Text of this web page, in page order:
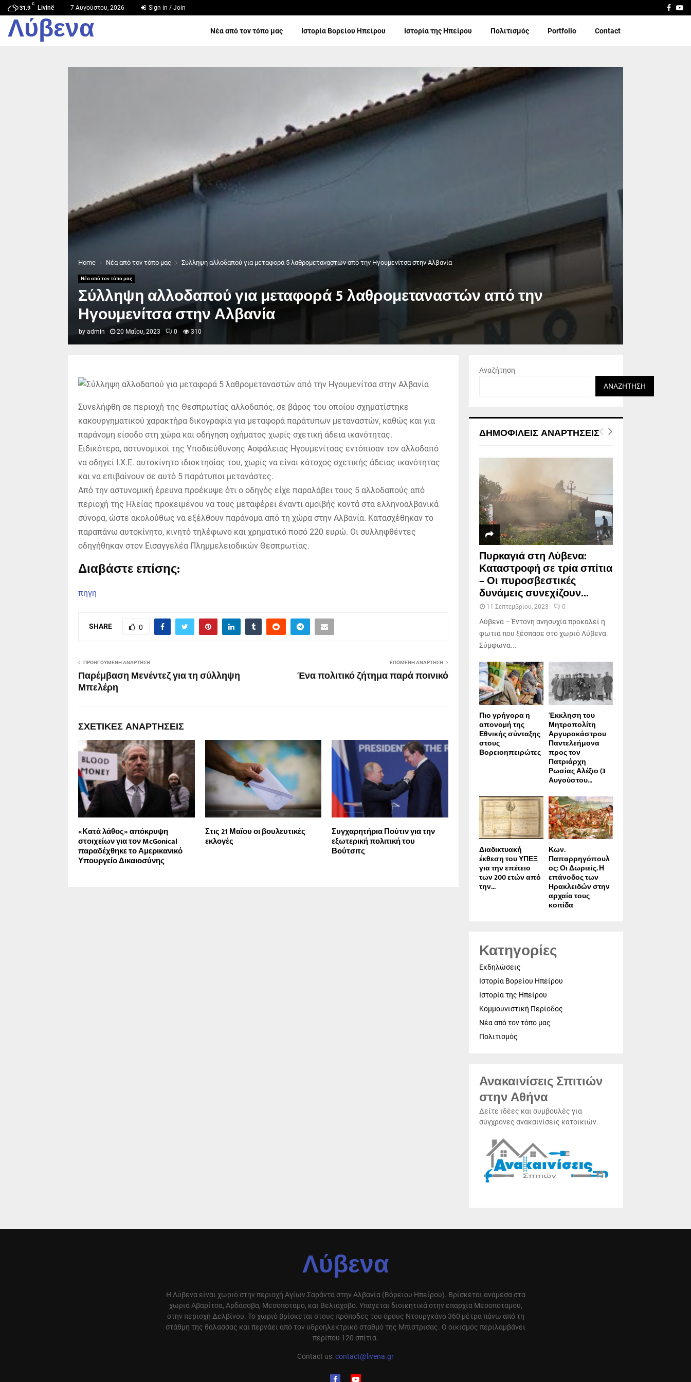
31.9
C
Livinë 7 Αυγούστου, 2026 Sign in / Join
Λύβενα Νέα από τον τόπο μας Ιστορία Βορείου Ηπείρου Ιστορία της Ηπείρου Πολιτισμός Portfolio Contact
Home Νέα από τον τόπο μας Σύλληψη αλλοδαπού για μεταφορά 5 λαθρομεταναστών από την Ηγουμενίτσα στην Αλβανία
Νέα από τον τόπο μας
Σύλληψη αλλοδαπού για μεταφορά 5 λαθρομεταναστών από την
Ηγουμενίτσα στην Αλβανία
by admin 20 Μαΐου, 2023 0 310
Συνελήφθη σε περιοχή της Θεσπρωτίας αλλοδαπός, σε βάρος του οποίου σχηματίστηκε
κακουργηματικού χαρακτήρα δικογραφία για μεταφορά παράτυπων μεταναστών, καθώς και για
παράνομη είσοδο στη χώρα και οδήγηση οχήματος χωρίς σχετική άδεια ικανότητας.
Ειδικότερα, αστυνομικοί της Υποδιεύθυνσης Ασφάλειας Ηγουμενίτσας εντόπισαν τον αλλοδαπό
να οδηγεί Ι.Χ.Ε. αυτοκίνητο ιδιοκτησίας του, χωρίς να είναι κάτοχος σχετικής άδειας ικανότητας
και να επιβαίνουν σε αυτό 5 παράτυποι μετανάστες.
Από την αστυνομική έρευνα προέκυψε ότι ο οδηγός είχε παραλάβει τους 5 αλλοδαπούς από
περιοχή της Ηλείας προκειμένου να τους μεταφέρει έναντι αμοιβής κοντά στα ελληνοαλβανικά
σύνορα, ώστε ακολούθως να εξέλθουν παράνομα από τη χώρα στην Αλβανία. Κατασχέθηκαν το
παραπάνω αυτοκίνητο, κινητό τηλέφωνο και χρηματικό ποσό 220 ευρώ. Οι συλληφθέντες
οδηγήθηκαν στον Εισαγγελέα Πλημμελειοδικών Θεσπρωτίας.
Διαβάστε επίσης:
πηγη
SHARE 0
ΠΡΟΗΓΟΎΜΕΝΗ ΑΝΆΡΤΗΣΗ
Παρέμβαση Μενέντεζ για τη σύλληψη
Μπελέρη
ΕΠΌΜΕΝΗ ΑΝΆΡΤΗΣΗ
Ένα πολιτικό ζήτημα παρά ποινικό
ΣΧΕΤΙΚΈΣ ΑΝΑΡΤΉΣΕΙΣ
«Κατά λάθος» απόκρυψη
στοιχείων για τον McGonical
παραδέχθηκε το Αμερικανικό
Υπουργείο Δικαιοσύνης
Στις 21 Μαϊου οι βουλευτικές
εκλογές
Συγχαρητήρια Πούτιν για την
εξωτερική πολιτική του
Βούτσιτς
Αναζήτηση
ΑΝΑΖΉΤΗΣΗ
ΔΗΜΟΦΙΛΕΊΣ ΑΝΑΡΤΉΣΕΙΣ
Πυρκαγιά στη Λύβενα:
Καταστροφή σε τρία σπίτια
– Οι πυροσβεστικές
δυνάμεις συνεχίζουν...
11 Σεπτεμβρίου, 2023 0
Λύβενα – Έντονη ανησυχία προκαλεί η
φωτιά που ξέσπασε στο χωριό Λύβενα.
Σύμφωνα...
Πιο γρήγορα η
απονοµή της
Εθνικής σύνταξης
στους
Βορειοηπειρώτες
Έκκληση του
Μητροπολίτη
Αργυροκάστρου
Παντελεήμονα
προς τον
Πατριάρχη
Ρωσίας Αλέξιο (3
Αυγούστου...
Διαδικτυακή
έκθεση του ΥΠΕΞ
για την επέτειο
των 200 ετών από
την...
Κων.
Παπαρρηγόπουλ
ος: Οι Δωριείς. Η
επάνοδος των
Ηρακλειδών στην
αρχαία τους
κοιτίδα
Κατηγορίες
Εκδηλώσεις
Ιστορία Βορείου Ηπείρου
Ιστορία της Ηπείρου
Κομμουνιστική Περίοδος
Νέα από τον τόπο μας
Πολιτισμός
Ανακαινίσεις Σπιτιών
στην Αθήνα
Δείτε ιδέες και συμβουλές για
σύγχρονες ανακαινίσεις κατοικιών.
Λύβενα
Η Λύβενα είναι χωριό στην περιοχή Αγίων Σαράντα στην Αλβανία (Βόρειου Ηπείρου). Βρίσκεται ανάμεσα στα
χωριά Αβαρίτσα, Αρδάσοβα, Μεσοποταμο, και Βελιάχοβο. Υπάγεται διοικητικά στην επαρχία Μεσοποταμου,
στην περιοχή Δελβίνου. Το χωριό βρίσκεται στους πρόποδες του όρους Ντουργκάνο 360 μέτρα πάνω από τη
στάθμη της θάλασσας και περνάει από τον υδροηλεκτρικό σταθμό της Μπίστρισας. Ο οικισμός περιλαμβάνει
περίπου 120 σπίτια.
Contact us:contact@livena.gr